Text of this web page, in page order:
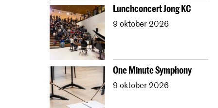
Lunchconcert Jong KC
9 oktober 2026
One Minute Symphony
9 oktober 2026